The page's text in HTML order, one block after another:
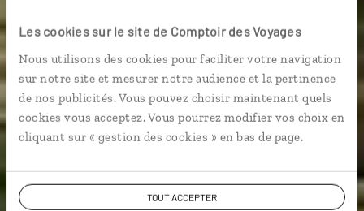
Les cookies sur le site de Comptoir des Voyages
Nous utilisons des cookies pour faciliter votre navigation
sur notre site et mesurer notre audience et la pertinence
de nos publicités. Vous pouvez choisir maintenant quels
cookies vous acceptez. Vous pourrez modifier vos choix en
cliquant sur « gestion des cookies » en bas de page.
TOUT ACCEPTER
Sumatra
Circuit sur l’île indonésienne de Sumatra : Bukit
Lawang, lac Toba, Pulau Weh.
Indonésie